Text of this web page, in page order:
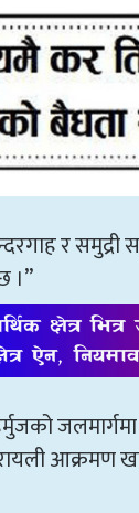
र
।”
आक्रमण